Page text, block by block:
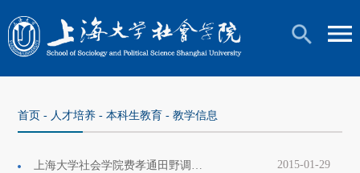
首页 - 人才培养 -本科生教育 -教学信息
上海大学社会学院费孝通田野调查基金申请通知 2015-01-29